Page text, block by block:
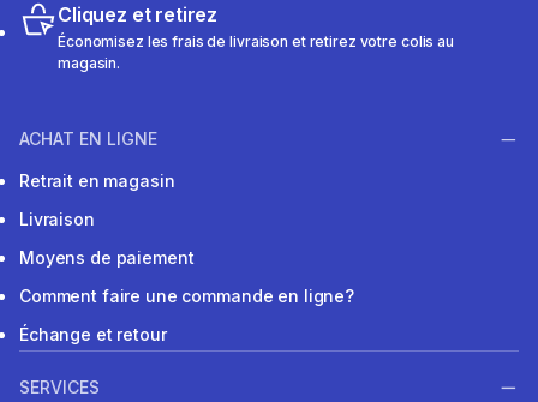
Cliquez et retirez
Économisez les frais de livraison et retirez votre colis au
magasin.
ACHAT EN LIGNE
Retrait en magasin
Livraison
Moyens de paiement
Comment faire une commande en ligne?
Échange et retour
SERVICES